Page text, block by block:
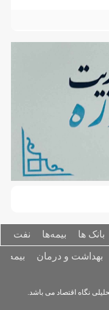
بانک ها بیمه‌ها نفت و
بهداشت و درمان بیمه‌ها
نگاه اقتصاد می باشد.